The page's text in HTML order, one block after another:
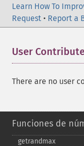
Learn How To
Request • Report a
User
There are no user
Funciones de
getrandmax